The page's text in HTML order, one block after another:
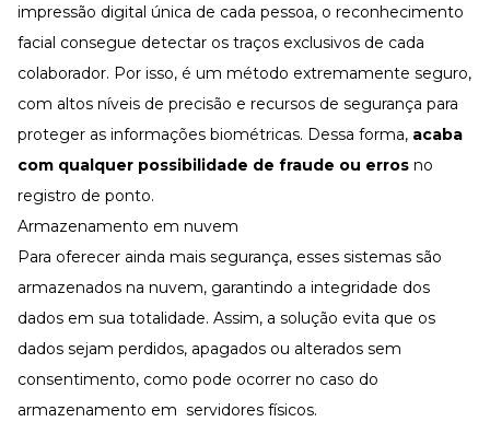
impressão digital única de cada pessoa, o reconhecimento
facial consegue detectar os traços exclusivos de cada
colaborador. Por isso, é um método extremamente seguro,
com altos níveis de precisão e recursos de segurança para
proteger as informações biométricas. Dessa forma, acaba
com qualquer possibilidade de fraude ou erros no
registro de ponto.
Armazenamento em nuvem
Para oferecer ainda mais segurança, esses sistemas são
armazenados na nuvem, garantindo a integridade dos
dados em sua totalidade. Assim, a solução evita que os
dados sejam perdidos, apagados ou alterados sem
consentimento, como pode ocorrer no caso do
armazenamento em servidores físicos.